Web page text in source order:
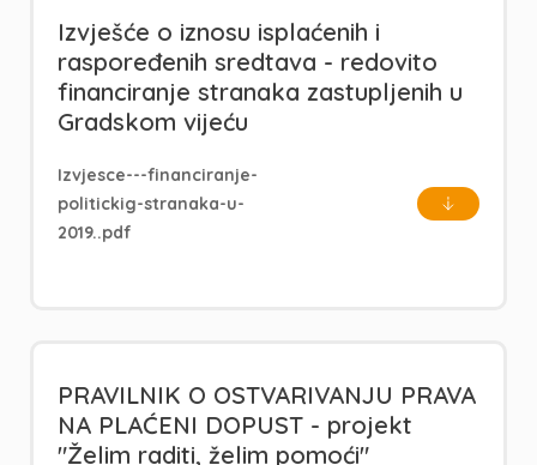
Izvješće o iznosu isplaćenih i
raspoređenih sredtava - redovito
financiranje stranaka zastupljenih u
Gradskom vijeću
Izvjesce---financiranje-
politickig-stranaka-u-
2019..pdf
PRAVILNIK O OSTVARIVANJU PRAVA
NA PLAĆENI DOPUST - projekt
"Želim raditi, želim pomoći"